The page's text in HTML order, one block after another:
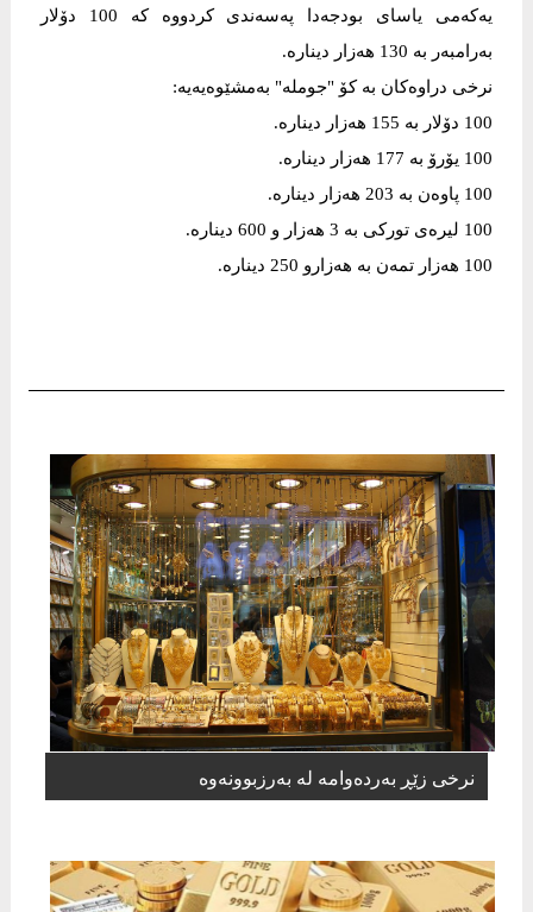
یه‌كه‌می یاسای بودجه‌دا په‌سه‌ندى كردووە كه‌ 100 دۆلار
به‌رامبه‌ر به‌ 130 هه‌زار دیناره‌.
نرخی دراوه‌كان بە کۆ "جوملە" بەمشێوەیەیە:
100 دۆلار بە 155 هەزار دینارە.
100 یۆرۆ بە 177 هەزار دینارە.
100 پاوەن بە 203 هه‌زار دینارە.
100 لیره‌ی توركی به‌ 3 هه‌زار و 600 دینارە.
100 هەزار تمەن بە هەزارو 250 دینارە.
نرخی زێڕ بەردەوامە لە بەرزبوونەوە